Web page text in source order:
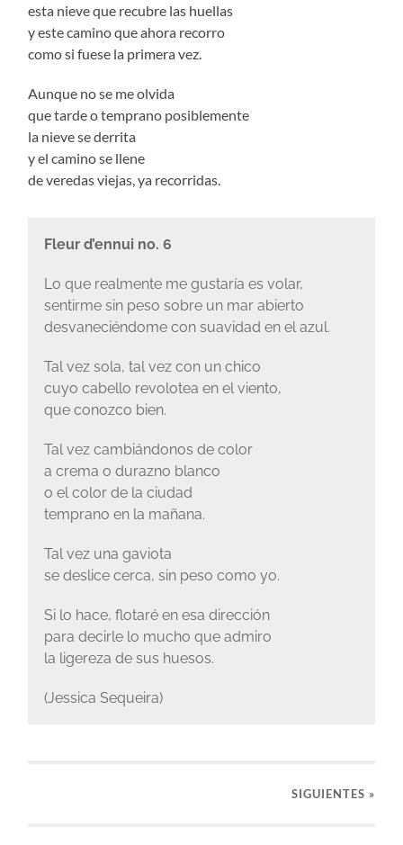
esta nieve que recubre las huellas
y este camino que ahora recorro
como si fuese la primera vez.
Aunque no se me olvida
que tarde o temprano posiblemente
la nieve se derrita
y el camino se llene
de veredas viejas, ya recorridas.
Fleur d’ennui no. 6
Lo que realmente me gustaría es volar,
sentirme sin peso sobre un mar abierto
desvaneciéndome con suavidad en el azul.
Tal vez sola, tal vez con un chico
cuyo cabello revolotea en el viento,
que conozco bien.
Tal vez cambiándonos de color
a crema o durazno blanco
o el color de la ciudad
temprano en la mañana.
Tal vez una gaviota
se deslice cerca, sin peso como yo.
Si lo hace, flotaré en esa dirección
para decirle lo mucho que admiro
la ligereza de sus huesos.
(Jessica Sequeira)
SIGUIENTES »